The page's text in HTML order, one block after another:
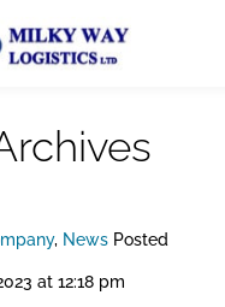
, News Posted
at 12:18 pm